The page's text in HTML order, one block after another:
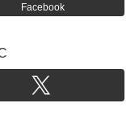
Facebook